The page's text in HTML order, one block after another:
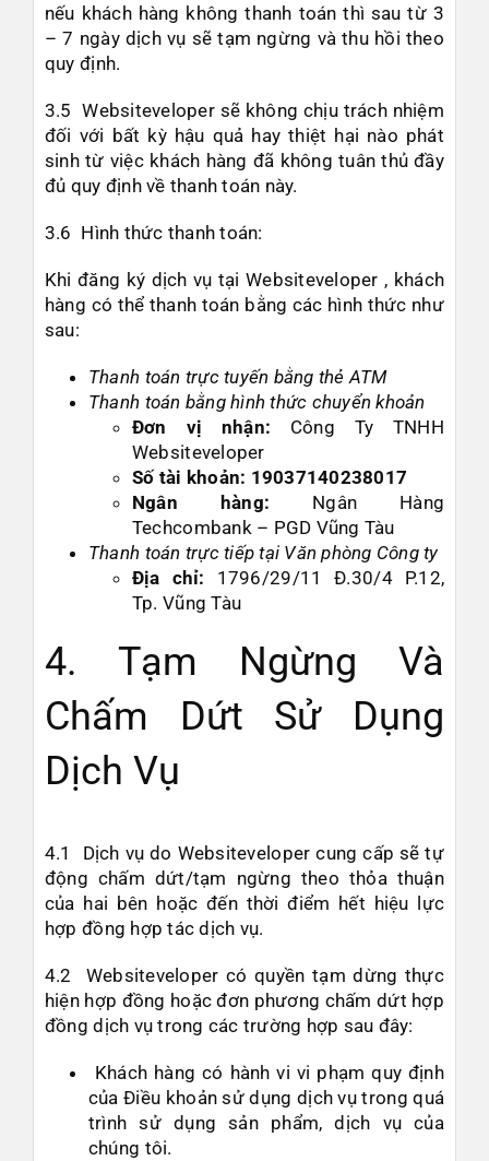
nếu khách hàng không thanh toán thì sau từ 3
– 7 ngày dịch vụ sẽ tạm ngừng và thu hồi theo
quy định.
3.5 Websiteveloper sẽ không chịu trách nhiệm
đối với bất kỳ hậu quả hay thiệt hại nào phát
sinh từ việc khách hàng đã không tuân thủ đầy
đủ quy định về thanh toán này.
3.6 Hình thức thanh toán:
Khi đăng ký dịch vụ tại Websiteveloper , khách
hàng có thể thanh toán bằng các hình thức như
sau:
Thanh toán trực tuyến bằng thẻ ATM
Thanh toán bằng hình thức chuyển khoản
Đơn vị nhận: Công Ty TNHH
Websiteveloper
Số tài khoản: 19037140238017
Ngân hàng: Ngân Hàng
Techcombank – PGD Vũng Tàu
Thanh toán trực tiếp tại Văn phòng Công ty
Địa chỉ: 1796/29/11 Đ.30/4 P.12,
Tp. Vũng Tàu
4. Tạm Ngừng Và
Chấm Dứt Sử Dụng
Dịch Vụ
4.1 Dịch vụ do Websiteveloper cung cấp sẽ tự
động chấm dứt/tạm ngừng theo thỏa thuận
của hai bên hoặc đến thời điểm hết hiệu lực
hợp đồng hợp tác dịch vụ.
4.2 Websiteveloper có quyền tạm dừng thực
hiện hợp đồng hoặc đơn phương chấm dứt hợp
đồng dịch vụ trong các trường hợp sau đây:
Khách hàng có hành vi vi phạm quy định
của Điều khoản sử dụng dịch vụ trong quá
trình sử dụng sản phẩm, dịch vụ của
chúng tôi.